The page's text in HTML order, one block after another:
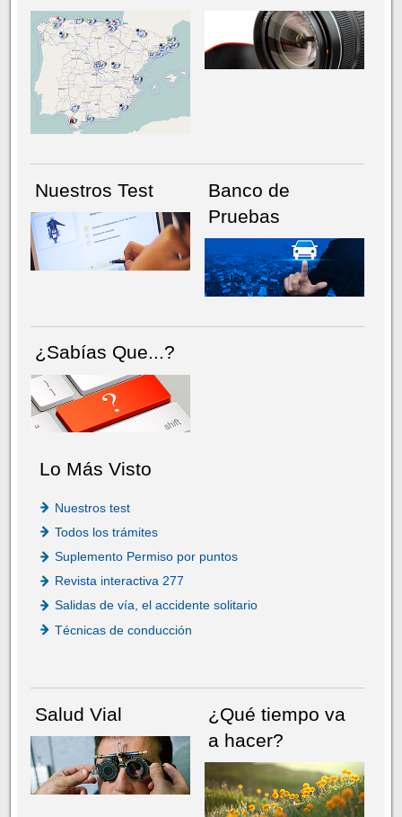
NÚMERO ACTUALHEMEROTECA
Nuestros Test
Banco de
Pruebas
¿Sabías Que...?
Lo Más Visto
Nuestros test
Todos los trámites
Suplemento Permiso por puntos
Revista interactiva 277
Salidas de vía, el accidente solitario
Técnicas de conducción
Salud Vial
¿Qué tiempo va
a hacer?